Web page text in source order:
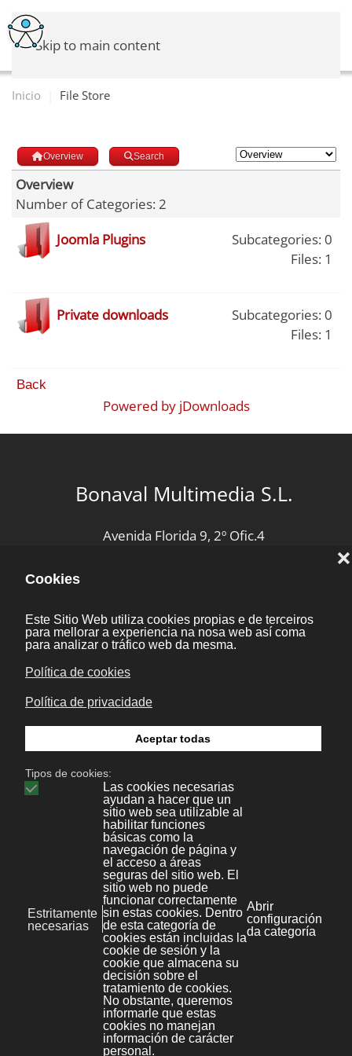
Skip to main content
Inicio File Store
Overview Search
Overview
Number of Categories: 2
Joomla Plugins
Subcategories: 0
Files: 1
Private downloads
Subcategories: 0
Files: 1
Back
Powered by jDownloads
Bonaval Multimedia S.L.
Avenida Florida 9, 2º Ofic.4
+34 986 447 532
Diseño y desarrollo:Bonaval Multimedia SLCopyright ©
Aviso legal
Novas
File Store
Kit Digital
Política de cookies
Área privada
Mapa web